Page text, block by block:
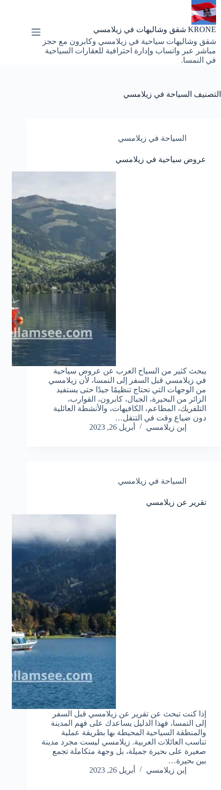
التجاوز
إلى
المحتوى
KRONE شقق وشاليهات في زيلامسي
شقق وشاليهات سياحية في زيلامسي وكابرون مع حجز
مباشر عبر واتساب وإدارة احترافية للعقارات السياحية
في النمسا.
التصنيف السياحة في زيلامسي
السياحة في زيلامسي
عروض سياحية في زيلامسي
يبحث كثير من السياح العرب عن عروض سياحية
في زيلامسي قبل السفر إلى النمسا، لأن زيلامسي
من الوجهات التي تحتاج تنظيمًا جيدًا حتى يستفيد
الزائر من البحيرة، الجبال، كابرون، القوارب،
التلفريك، المطاعم، الكافيهات، والأنشطة العائلية
دون ضياع وقت في التنقل…
إبن زيلامسي
أبريل 26, 2023
السياحة في زيلامسي
تقرير عن زيلامسي
إذا كنت تبحث عن تقرير عن زيلامسي قبل السفر
إلى النمسا، فهذا الدليل يساعدك على فهم المدينة
والمنطقة السياحية المحيطة بها بطريقة عملية
تناسب العائلات العربية. زيلامسي ليست مجرد مدينة
صغيرة على بحيرة جميلة، بل وجهة متكاملة تجمع
بين بحيرة…
إبن زيلامسي
أبريل 26, 2023